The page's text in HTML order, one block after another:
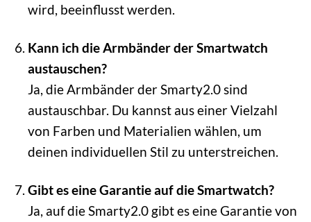
wird, beeinflusst werden.
Kann ich die Armbänder der Smartwatch
austauschen?
Ja, die Armbänder der Smarty2.0 sind
austauschbar. Du kannst aus einer Vielzahl
von Farben und Materialien wählen, um
deinen individuellen Stil zu unterstreichen.
Gibt es eine Garantie auf die Smartwatch?
Ja, auf die Smarty2.0 gibt es eine Garantie von